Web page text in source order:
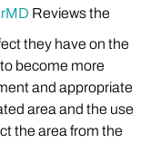
MD Reviews the
they have on the
become more
and appropriate
area and the use
the area from the